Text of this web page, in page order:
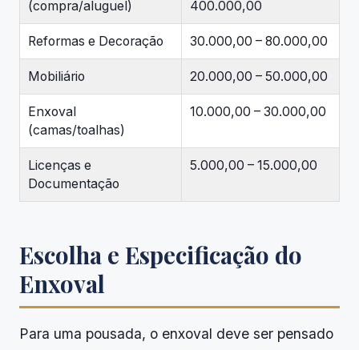
(compra/aluguel)
400.000,00
Reformas e Decoração 30.000,00 – 80.000,00
Mobiliário 20.000,00 – 50.000,00
Enxoval
(camas/toalhas)
10.000,00 – 30.000,00
Licenças e
Documentação
5.000,00 – 15.000,00
Escolha e Especificação do
Enxoval
Para uma pousada, o enxoval deve ser pensado